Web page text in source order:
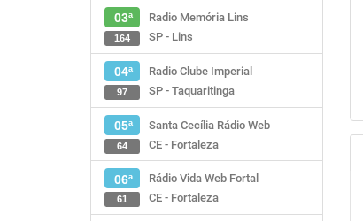
03ª
Radio Memória Lins
SP - Lins
164
04ª
Radio Clube Imperial
SP - Taquaritinga
97
05ª
Santa Cecília Rádio Web
CE - Fortaleza
64
06ª
Rádio Vida Web Fortal
CE - Fortaleza
61